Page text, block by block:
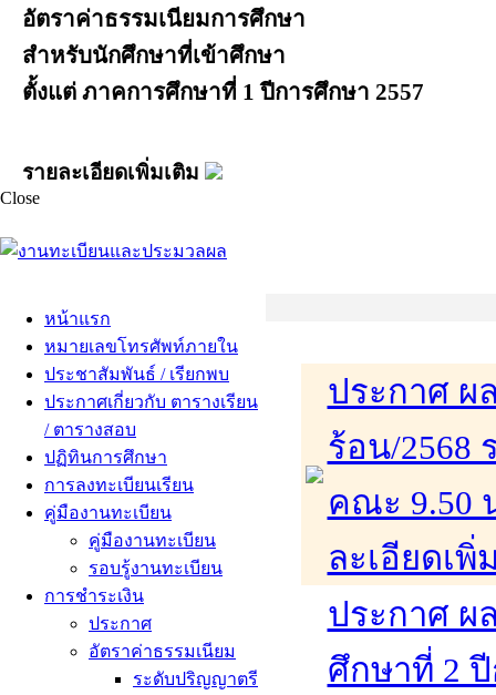
อัตราค่าธรรมเนียมการศึกษา
สำหรับนักศึกษาที่เข้าศึกษา
ตั้งแต่ ภาคการศึกษาที่ 1 ปีการศึกษา 2557
รายละเอียดเพิ่มเติม
Close
หน้าแรก
หมายเลขโทรศัพท์ภายใน
ประชาสัมพันธ์ / เรียกพบ
ประกาศเกี่ยวกับ ตารางเรียน
/ ตารางสอบ
ปฏิทินการศึกษา
การลงทะเบียนเรียน
คู่มืองานทะเบียน
คู่มืองานทะเบียน
รอบรู้งานทะเบียน
การชำระเงิน
ประกาศ
อัตราค่าธรรมเนียม
ระดับปริญญาตรี
ประกาศ ผ
ร้อน/2568
คณะ 9.50
ละเอียดเพิ่
ประกาศ ผ
ศึกษาที่ 2